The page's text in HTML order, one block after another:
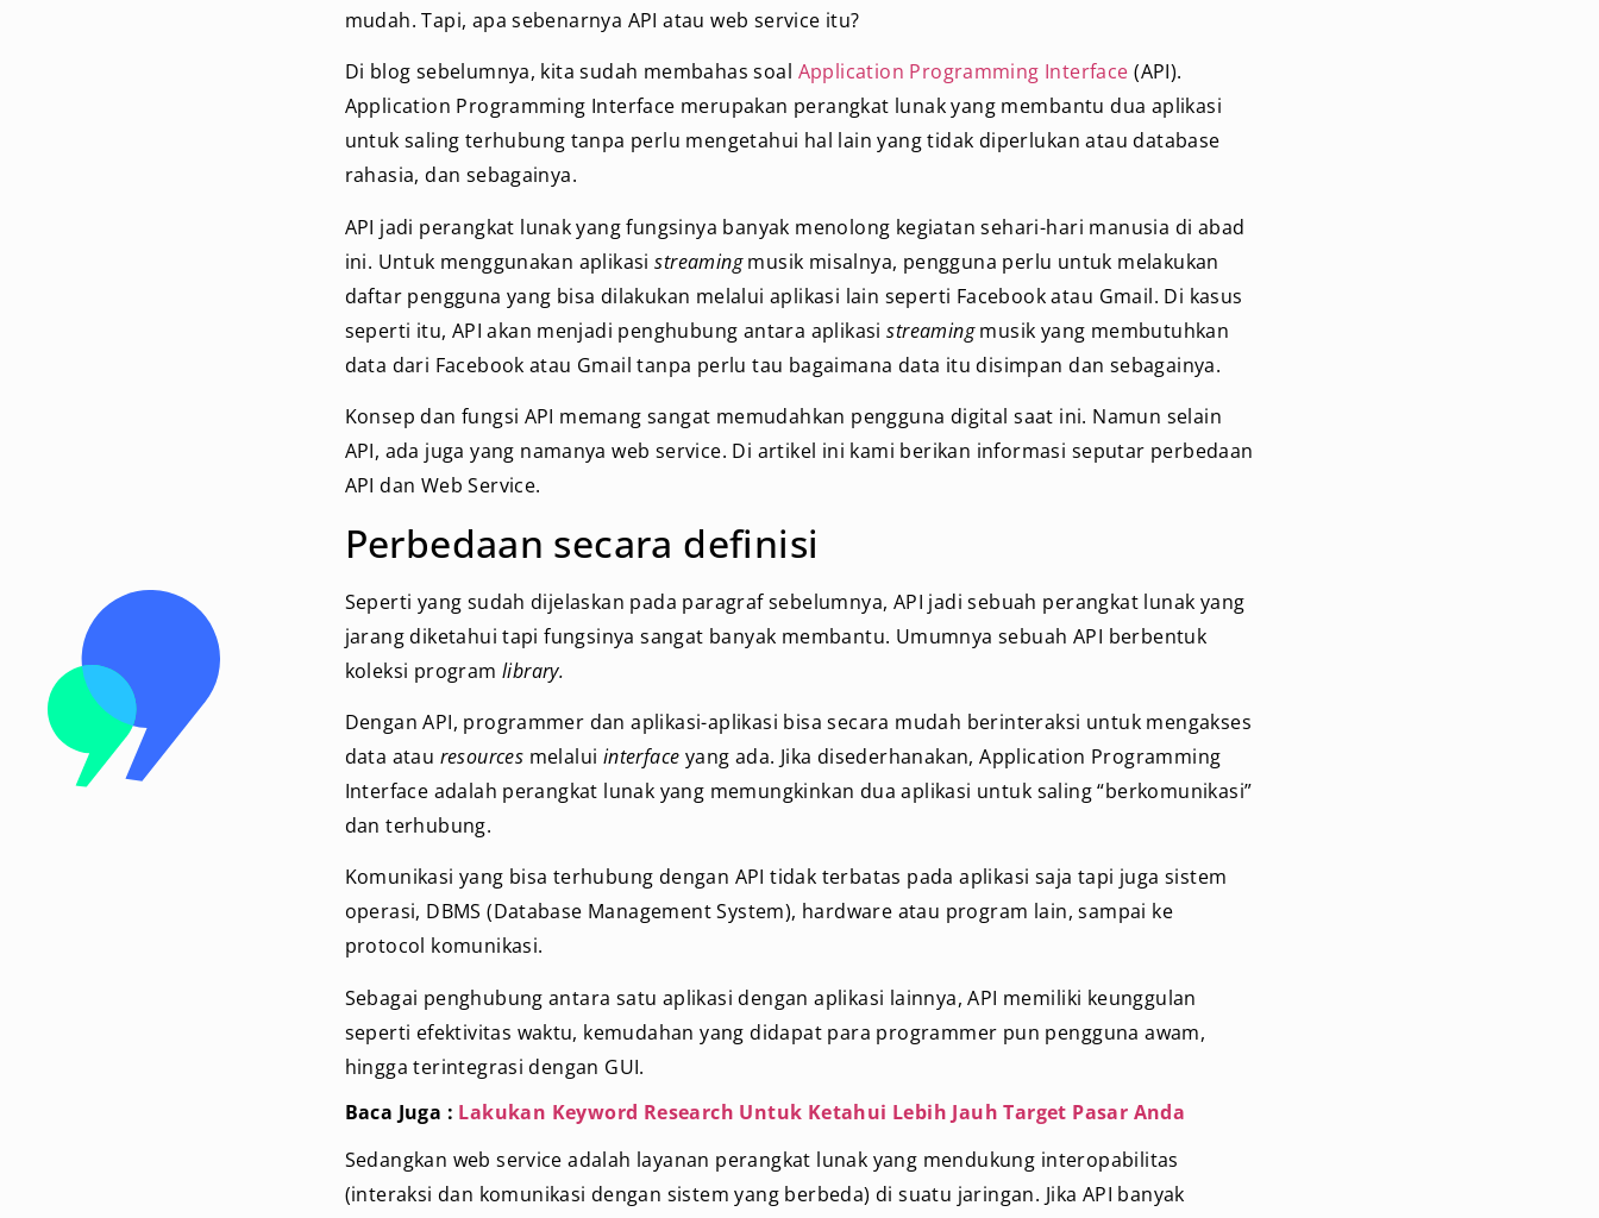
mudah. Tapi, apa sebenarnya API atau web service itu?
Di blog sebelumnya, kita sudah membahas soal Application Programming Interface (API).
Application Programming Interface merupakan perangkat lunak yang membantu dua aplikasi
untuk saling terhubung tanpa perlu mengetahui hal lain yang tidak diperlukan atau database
rahasia, dan sebagainya.
API jadi perangkat lunak yang fungsinya banyak menolong kegiatan sehari-hari manusia di abad
ini. Untuk menggunakan aplikasistreamingmusik misalnya, pengguna perlu untuk melakukan
daftar pengguna yang bisa dilakukan melalui aplikasi lain seperti Facebook atau Gmail. Di kasus
seperti itu, API akan menjadi penghubung antara aplikasistreamingmusik yang membutuhkan
data dari Facebook atau Gmail tanpa perlu tau bagaimana data itu disimpan dan sebagainya.
Konsep dan fungsi API memang sangat memudahkan pengguna digital saat ini. Namun selain
API, ada juga yang namanya web service. Di artikel ini kami berikan informasi seputar perbedaan
API dan Web Service.
Perbedaan secara definisi
Seperti yang sudah dijelaskan pada paragraf sebelumnya, API jadi sebuah perangkat lunak yang
jarang diketahui tapi fungsinya sangat banyak membantu. Umumnya sebuah API berbentuk
koleksi program library.
Dengan API, programmer dan aplikasi-aplikasi bisa secara mudah berinteraksi untuk mengakses
data atau resources melalui interface yang ada. Jika disederhanakan, Application Programming
Interface adalah perangkat lunak yang memungkinkan dua aplikasi untuk saling “berkomunikasi”
dan terhubung.
Komunikasi yang bisa terhubung dengan API tidak terbatas pada aplikasi saja tapi juga sistem
operasi, DBMS (Database Management System), hardware atau program lain, sampai ke
protocol komunikasi.
Sebagai penghubung antara satu aplikasi dengan aplikasi lainnya, API memiliki keunggulan
seperti efektivitas waktu, kemudahan yang didapat para programmer pun pengguna awam,
hingga terintegrasi dengan GUI.
Baca Juga : Lakukan Keyword Research Untuk Ketahui Lebih Jauh Target Pasar Anda
Sedangkan web service adalah layanan perangkat lunak yang mendukung interopabilitas
(interaksi dan komunikasi dengan sistem yang berbeda) di suatu jaringan. Jika API banyak